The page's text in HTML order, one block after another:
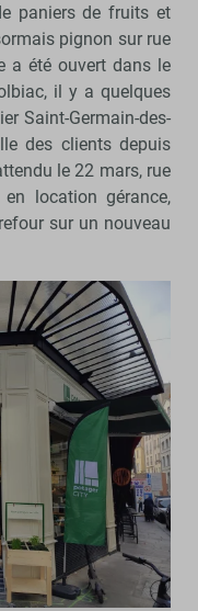
paniers de fruits et
pignon sur rue
a été ouvert dans le
il y a quelques
Saint-Germain-des-
des clients depuis
le 22 mars, rue
en location gérance,
sur un nouveau